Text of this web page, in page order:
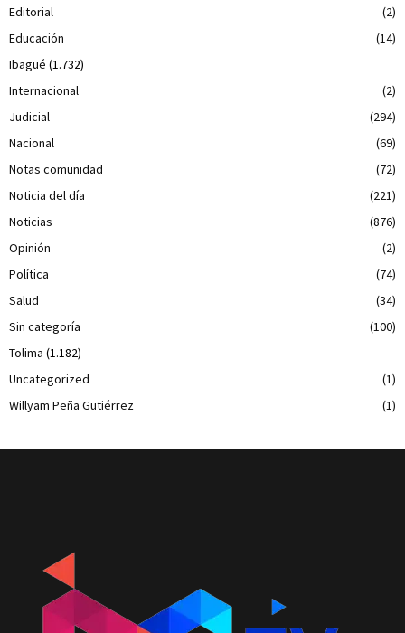
Editorial
(2)
Educación
(14)
Ibagué (1.732)
Internacional
(2)
Judicial
(294)
Nacional
(69)
Notas comunidad
(72)
Noticia del día
(221)
Noticias
(876)
Opinión
(2)
Política
(74)
Salud
(34)
Sin categoría
(100)
Tolima (1.182)
Uncategorized
(1)
Willyam Peña Gutiérrez
(1)